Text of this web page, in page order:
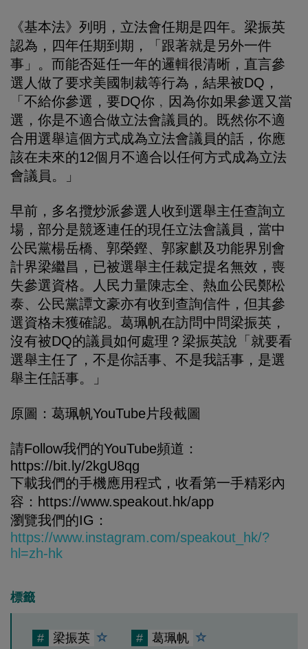
《基本法》列明，立法會任期是四年。梁振英
認為，四年任期到期，「跟著就是另外一件
事」。而能否延任一年的邏輯很清晰，直言參
選人做了要求美國制裁等行為，結果被DQ，
「不給你參選，要DQ你﹐因為你如果參選又當
選，你是不適合做立法會議員的。既然你不適
合用選舉這個方式成為立法會議員的話，你應
該在未來的12個月不適合以任何方式成為立法
會議員。」
早前，多名攬炒派參選人收到選舉主任查詢立
場，部分是競逐連任的現任立法會議員，當中
公民黨楊岳橋、郭榮鏗、郭家麒及功能界別會
計界梁繼昌，已被選舉主任裁定提名無效，喪
失參選資格。人民力量陳志全、熱血公民鄭松
泰、公民黨譚文豪亦有收到查詢信件，但其參
選資格未獲確認。葛珮帆在訪問中問梁振英，
沒有被DQ的議員如何處理？梁振英說「就要看
選舉主任了，不是你話事、不是我話事，是選
舉主任話事。」
原圖：葛珮帆YouTube片段截圖
請Follow我們的YouTube頻道：
https://bit.ly/2kgU8qg
下載我們的手機應用程式，收看第一手精彩內
容：https://www.speakout.hk/app
瀏覽我們的IG：
https://www.instagram.com/speakout_hk/?
hl=zh-hk
標籤
# 梁振英 # 葛珮帆